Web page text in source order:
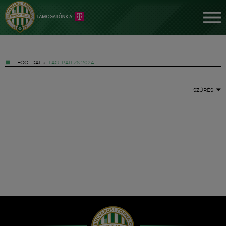
FŐOLDAL » TAG: PÁRIZS 2024
SZŰRÉS
Hírek